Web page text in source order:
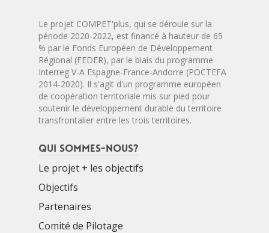
Le projet COMPET'plus, qui se déroule sur la
période 2020-2022, est financé à hauteur de 65
% par le Fonds Européen de Développement
Régional (FEDER), par le biais du programme
Interreg V-A Espagne-France-Andorre (POCTEFA
2014-2020). Il s'agit d'un programme européen
de coopération territoriale mis sur pied pour
soutenir le développement durable du territoire
transfrontalier entre les trois territoires.
Qui sommes-nous?
Le projet + les objectifs
Objectifs
Partenaires
Comité de Pilotage